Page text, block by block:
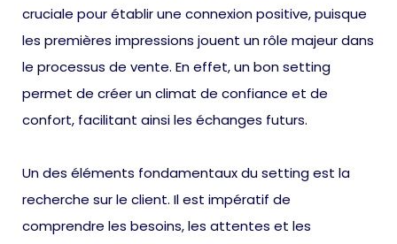
cruciale pour établir une connexion positive, puisque
les premières impressions jouent un rôle majeur dans
le processus de vente. En effet, un bon setting
permet de créer un climat de confiance et de
confort, facilitant ainsi les échanges futurs.
Un des éléments fondamentaux du setting est la
recherche sur le client. Il est impératif de
comprendre les besoins, les attentes et les